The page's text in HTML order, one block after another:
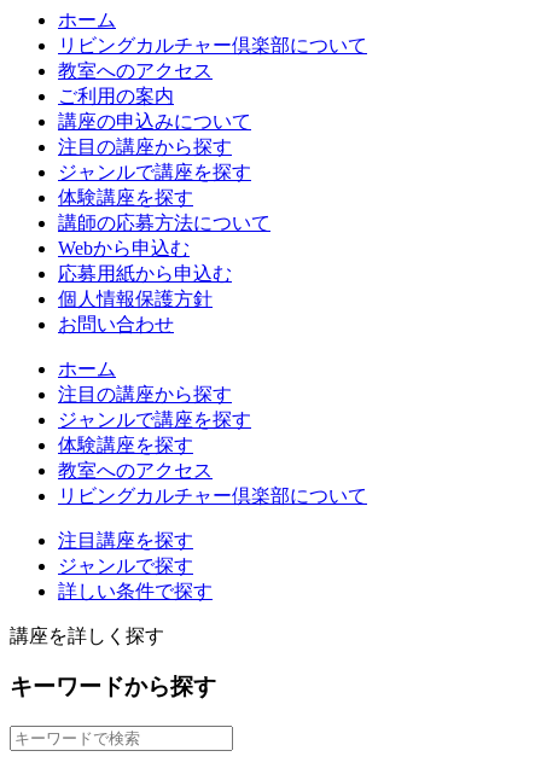
ホーム
リビングカルチャー倶楽部について
教室へのアクセス
ご利用の案内
講座の申込みについて
注目の講座から探す
ジャンルで講座を探す
体験講座を探す
講師の応募方法について
Webから申込む
応募用紙から申込む
個人情報保護方針
お問い合わせ
ホーム
注目の講座から探す
ジャンルで講座を探す
体験講座を探す
教室へのアクセス
リビングカルチャー倶楽部について
注目講座を探す
ジャンルで探す
詳しい条件で探す
講座を詳しく探す
キーワードから探す